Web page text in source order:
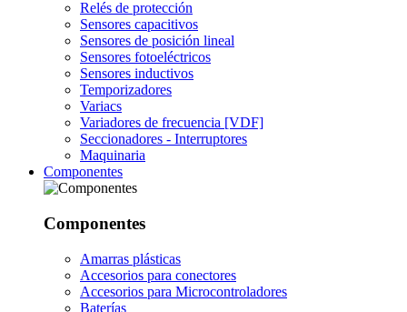
Relés de protección
Sensores capacitivos
Sensores de posición lineal
Sensores fotoeléctricos
Sensores inductivos
Temporizadores
Variacs
Variadores de frecuencia [VDF]
Seccionadores - Interruptores
Maquinaria
Componentes
Componentes
Amarras plásticas
Accesorios para conectores
Accesorios para Microcontroladores
Baterías